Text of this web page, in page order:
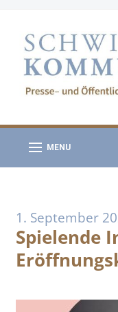
MENU
1. September
Spielende